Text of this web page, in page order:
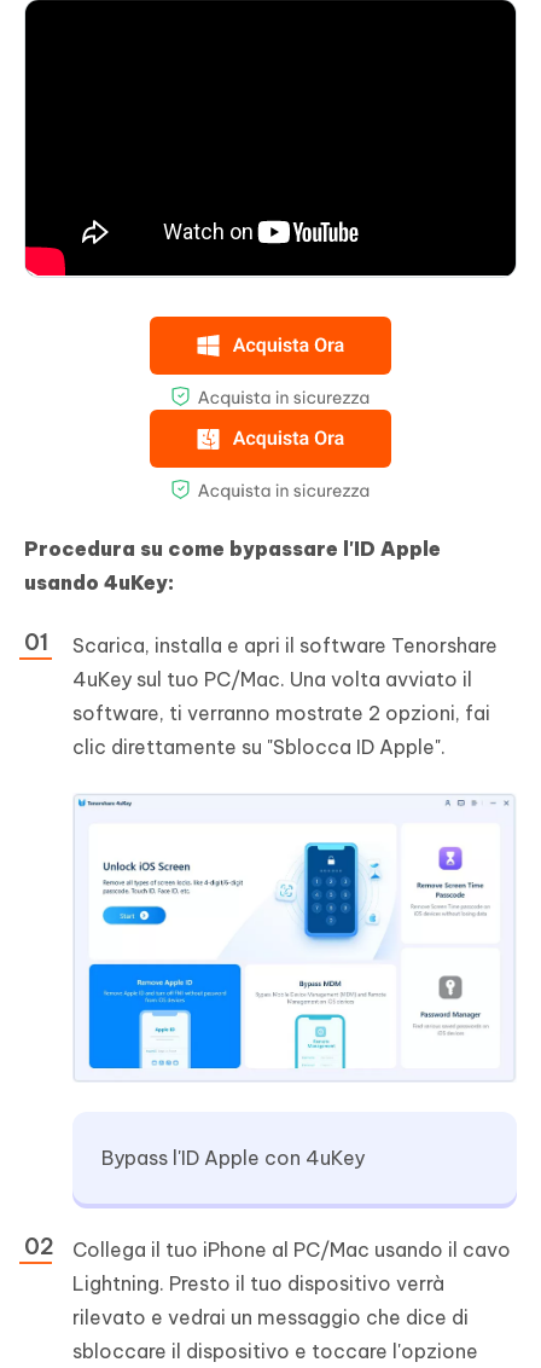
Procedura su come bypassare l'ID Apple
usando 4uKey:
Scarica, installa e apri il software Tenorshare
4uKey sul tuo PC/Mac. Una volta avviato il
software, ti verranno mostrate 2 opzioni, fai
clic direttamente su "Sblocca ID Apple".
Bypass l'ID Apple con 4uKey
Collega il tuo iPhone al PC/Mac usando il cavo
Lightning. Presto il tuo dispositivo verrà
rilevato e vedrai un messaggio che dice di
sbloccare il dispositivo e toccare l'opzione